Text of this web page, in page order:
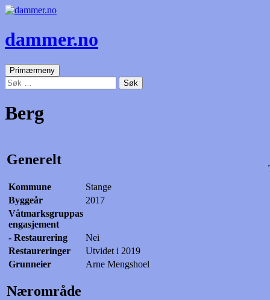
dammer.no
SøkPrimærmeny Gå
til
innhold
Søk
etter:
Berg
Generelt
Kommune
Stange
Byggeår
2017
Våtmarksgruppas
engasjement
- Restaurering
Nei
Restaureringer
Utvidet i 2019
Grunneier
Arne Mengshoel
Nærområde